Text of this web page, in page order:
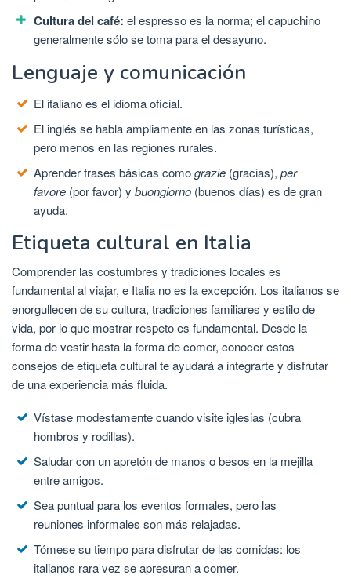
Cultura del café: el espresso es la norma; el capuchino
generalmente sólo se toma para el desayuno.
Lenguaje y comunicación
El italiano es el idioma oficial.
El inglés se habla ampliamente en las zonas turísticas,
pero menos en las regiones rurales.
Aprender frases básicas comograzie (gracias), per
favore (por favor) y buongiorno (buenos días) es de gran
ayuda.
Etiqueta cultural en Italia
Comprender las costumbres y tradiciones locales es
fundamental al viajar, e Italia no es la excepción. Los italianos se
enorgullecen de su cultura, tradiciones familiares y estilo de
vida, por lo que mostrar respeto es fundamental. Desde la
forma de vestir hasta la forma de comer, conocer estos
consejos de etiqueta cultural te ayudará a integrarte y disfrutar
de una experiencia más fluida.
Vístase modestamente cuando visite iglesias (cubra
hombros y rodillas).
Saludar con un apretón de manos o besos en la mejilla
entre amigos.
Sea puntual para los eventos formales, pero las
reuniones informales son más relajadas.
Tómese su tiempo para disfrutar de las comidas: los
italianos rara vez se apresuran a comer.